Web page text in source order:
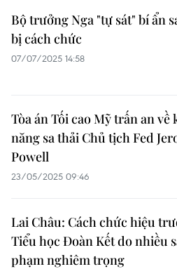
Bộ trưởng Nga "tự sát" bí ẩn
bị cách chức
07/07/2025 14:58
Tòa án Tối cao Mỹ trấn an về
năng sa thải Chủ tịch Fed
Powell
23/05/2025 09:46
Lai Châu: Cách chức hiệu
Tiểu học Đoàn Kết do nhiều
phạm nghiêm trọng